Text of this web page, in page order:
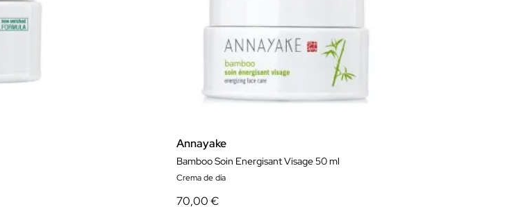
Annayake
Bamboo Soin Energisant Visage 50 ml
Crema de día
70,00 €